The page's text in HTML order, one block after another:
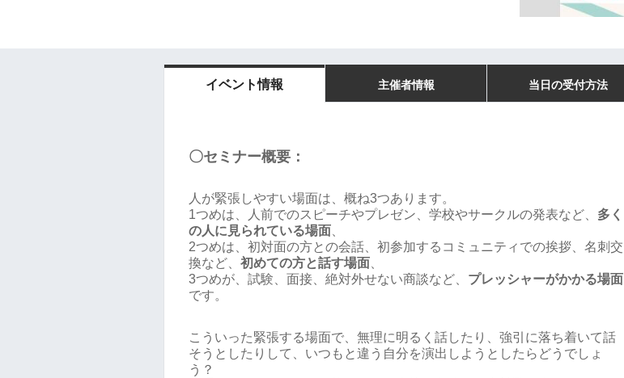
イベント情報 主催者情報 当日の受付方法
〇セミナー概要：
人が緊張しやすい場面は、概ね3つあります。
1つめは、人前でのスピーチやプレゼン、学校やサークルの発表など、 多く
の人に見られている場面
2つめは、初対面の方との会話、初参加するコミュニティでの挨拶、名刺交
換など、 初めての方と話す場面
3つめが、試験、面接、絶対外せない商談など、 プレッシャーがかかる場面
です。
こういった緊張する場面で、無理に明るく話したり、強引に落ち着いて話
そうとしたりして、いつもと違う自分を演出しようとしたらどうでしょ
う？